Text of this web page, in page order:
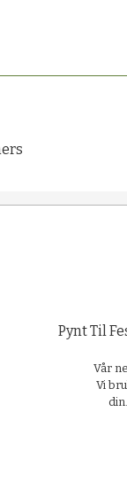
Pynt Til
Vår
Vi